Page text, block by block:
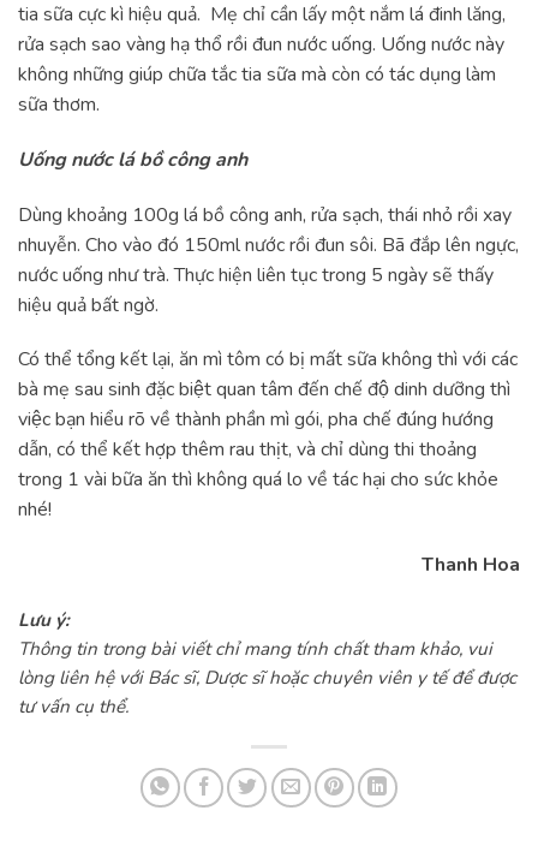
tia sữa cực kì hiệu quả. Mẹ chỉ cần lấy một nắm lá đinh lăng,
rửa sạch sao vàng hạ thổ rồi đun nước uống. Uống nước này
không những giúp chữa tắc tia sữa mà còn có tác dụng làm
sữa thơm.
Uống nước lá bồ công anh
Dùng khoảng 100g lá bồ công anh, rửa sạch, thái nhỏ rồi xay
nhuyễn. Cho vào đó 150ml nước rồi đun sôi. Bã đắp lên ngực,
nước uống như trà. Thực hiện liên tục trong 5 ngày sẽ thấy
hiệu quả bất ngờ.
Có thể tổng kết lại, ăn mì tôm có bị mất sữa không thì với các
bà mẹ sau sinh đặc biệt quan tâm đến chế độ dinh dưỡng thì
việc bạn hiểu rõ về thành phần mì gói, pha chế đúng hướng
dẫn, có thể kết hợp thêm rau thịt, và chỉ dùng thi thoảng
trong 1 vài bữa ăn thì không quá lo về tác hại cho sức khỏe
nhé!
Thanh Hoa
Lưu ý:
Thông tin trong bài viết chỉ mang tính chất tham khảo, vui
lòng liên hệ với Bác sĩ, Dược sĩ hoặc chuyên viên y tế để được
tư vấn cụ thể.